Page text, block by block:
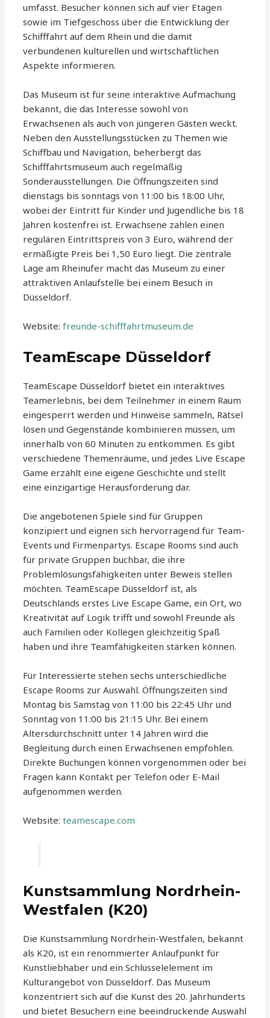
umfasst. Besucher können sich auf vier Etagen
sowie im Tiefgeschoss über die Entwicklung der
Schifffahrt auf dem Rhein und die damit
verbundenen kulturellen und wirtschaftlichen
Aspekte informieren.
Das Museum ist für seine interaktive Aufmachung
bekannt, die das Interesse sowohl von
Erwachsenen als auch von jüngeren Gästen weckt.
Neben den Ausstellungsstücken zu Themen wie
Schiffbau und Navigation, beherbergt das
Schifffahrtsmuseum auch regelmäßig
Sonderausstellungen. Die Öffnungszeiten sind
dienstags bis sonntags von 11:00 bis 18:00 Uhr,
wobei der Eintritt für Kinder und Jugendliche bis 18
Jahren kostenfrei ist. Erwachsene zahlen einen
regulären Eintrittspreis von 3 Euro, während der
ermäßigte Preis bei 1,50 Euro liegt. Die zentrale
Lage am Rheinufer macht das Museum zu einer
attraktiven Anlaufstelle bei einem Besuch in
Düsseldorf.
Website:freunde-schifffahrtmuseum.de
TeamEscape Düsseldorf
TeamEscape Düsseldorf bietet ein interaktives
Teamerlebnis, bei dem Teilnehmer in einem Raum
eingesperrt werden und Hinweise sammeln, Rätsel
lösen und Gegenstände kombinieren müssen, um
innerhalb von 60 Minuten zu entkommen. Es gibt
verschiedene Themenräume, und jedes Live Escape
Game erzählt eine eigene Geschichte und stellt
eine einzigartige Herausforderung dar.
Die angebotenen Spiele sind für Gruppen
konzipiert und eignen sich hervorragend für Team-
Events und Firmenpartys. Escape Rooms sind auch
für private Gruppen buchbar, die ihre
Problemlösungsfähigkeiten unter Beweis stellen
möchten. TeamEscape Düsseldorf ist, als
Deutschlands erstes Live Escape Game, ein Ort, wo
Kreativität auf Logik trifft und sowohl Freunde als
auch Familien oder Kollegen gleichzeitig Spaß
haben und ihre Teamfähigkeiten stärken können.
Für Interessierte stehen sechs unterschiedliche
Escape Rooms zur Auswahl. Öffnungszeiten sind
Montag bis Samstag von 11:00 bis 22:45 Uhr und
Sonntag von 11:00 bis 21:15 Uhr. Bei einem
Altersdurchschnitt unter 14 Jahren wird die
Begleitung durch einen Erwachsenen empfohlen.
Direkte Buchungen können vorgenommen oder bei
Fragen kann Kontakt per Telefon oder E-Mail
aufgenommen werden.
Website:teamescape.com
Kunstsammlung Nordrhein-
Westfalen (K20)
Die Kunstsammlung Nordrhein-Westfalen, bekannt
als K20, ist ein renommierter Anlaufpunkt für
Kunstliebhaber und ein Schlüsselelement im
Kulturangebot von Düsseldorf. Das Museum
konzentriert sich auf die Kunst des 20. Jahrhunderts
und bietet Besuchern eine beeindruckende Auswahl